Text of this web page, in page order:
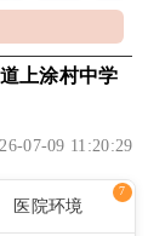
上涂村中学
07-09 11:20:29
医院环境
7